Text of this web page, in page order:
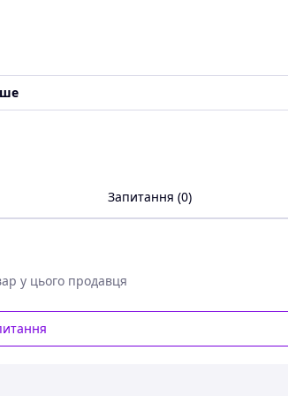
розроблений з урахуванням турботи про
з трьох шарів, що робить його м'яким і
при використанні та запобігає
Запитання (0)
у цього продавця